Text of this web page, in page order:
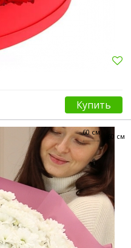
Купить
60 см
60 см